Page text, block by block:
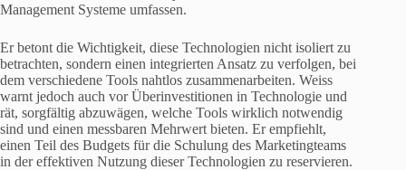
Management Systeme umfassen.
Er betont die Wichtigkeit, diese Technologien nicht isoliert zu
betrachten, sondern einen integrierten Ansatz zu verfolgen, bei
dem verschiedene Tools nahtlos zusammenarbeiten. Weiss
warnt jedoch auch vor Überinvestitionen in Technologie und
rät, sorgfältig abzuwägen, welche Tools wirklich notwendig
sind und einen messbaren Mehrwert bieten. Er empfiehlt,
einen Teil des Budgets für die Schulung des Marketingteams
in der effektiven Nutzung dieser Technologien zu reservieren.